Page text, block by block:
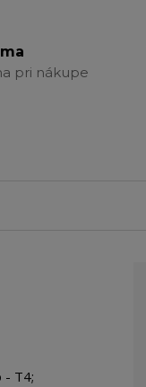
pri nákupe
- T4;